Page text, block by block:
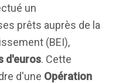
un
prêts auprès de la
(BEI),
d'euros. Cette
d'une Opération